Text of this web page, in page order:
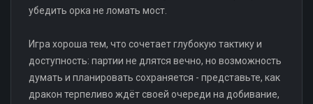
убедить орка не ломать мост.
Игра хороша тем, что сочетает глубокую тактику и
доступность: партии не длятся вечно, но возможность
думать и планировать сохраняется - представьте, как
дракон терпеливо ждёт своей очереди на добивание,